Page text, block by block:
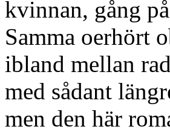
kvinnan, gång
Samma oerhört
ibland mellan
med sådant
men den här